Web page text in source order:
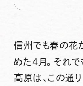
信州でも春の花
めた4月。それ
高原は、この通